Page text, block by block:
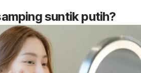
suntik putih?